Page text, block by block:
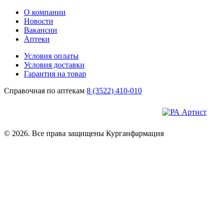
О компании
Новости
Вакансии
Аптеки
Условия оплаты
Условия доставки
Гарантия на товар
Справочная по аптекам 8 (3522) 410-010
© 2026. Все права защищены Курганфармация